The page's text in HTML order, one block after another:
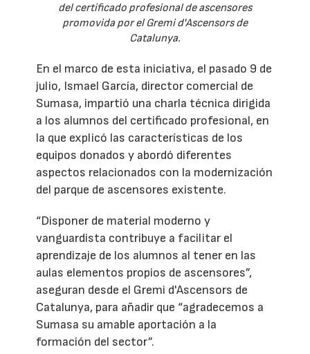
del certificado profesional de ascensores
promovida por el Gremi d'Ascensors de
Catalunya.
En el marco de esta iniciativa, el pasado 9 de
julio, Ismael García, director comercial de
Sumasa, impartió una charla técnica dirigida
a los alumnos del certificado profesional, en
la que explicó las características de los
equipos donados y abordó diferentes
aspectos relacionados con la modernización
del parque de ascensores existente.
“Disponer de material moderno y
vanguardista contribuye a facilitar el
aprendizaje de los alumnos al tener en las
aulas elementos propios de ascensores”,
aseguran desde el Gremi d'Ascensors de
Catalunya, para añadir que “agradecemos a
Sumasa su amable aportación a la
formación del sector”.